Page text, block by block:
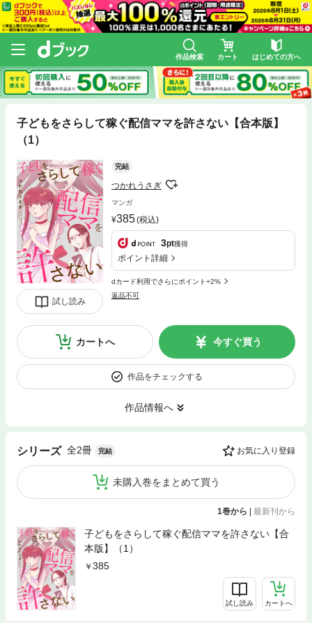
作品検索 カート はじめての方へ
子どもをさらして稼ぐ配信ママを許さない【合本版】
（1）
試し読み
完結
つかれうさぎ
マンガ
385(税込)
3pt獲得
ポイント詳細
dカード利用でさらにポイント+2%
返品不可
カートへ 今すぐ買う
作品をチェックする
作品情報へ
シリーズ 全2冊 完結 お気に入り登録
未購入巻をまとめて買う
1巻から | 最新刊から
子どもをさらして稼ぐ配信ママを許さない【合
本版】（1）
385
試し読み カートへ